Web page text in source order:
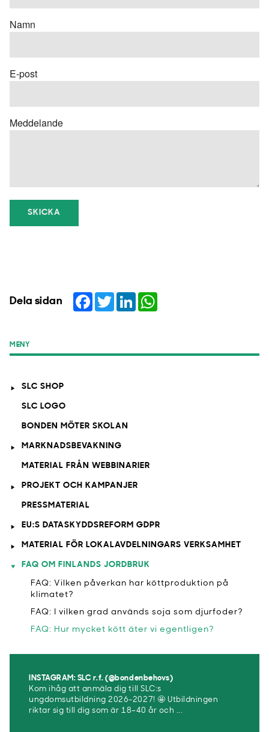
Namn
E-post
Meddelande
SKICKA
Dela sidan Facebook
TwitterLinkedIn
MENY
SLC SHOP
SLC LOGO
BONDEN MÖTER SKOLAN
MARKNADSBEVAKNING
MATERIAL FRÅN WEBBINARIER
PROJEKT OCH KAMPANJER
PRESSMATERIAL
EU:S DATASKYDDSREFORM GDPR
MATERIAL FÖR LOKALAVDELNINGARS VERKSAMHET
FAQ OM FINLANDS JORDBRUK
FAQ: Vilken påverkan har köttproduktion på
klimatet?
FAQ: I vilken grad används soja som djurfoder?
FAQ: Hur mycket kött äter vi egentligen?
INSTAGRAM: SLC r.f. (@bondenbehovs)
Kom ihåg att anmäla dig till SLC:s
ungdomsutbildning 2026-2027! 🤩 Utbildningen
riktar sig till dig som är 18–40 år och ...